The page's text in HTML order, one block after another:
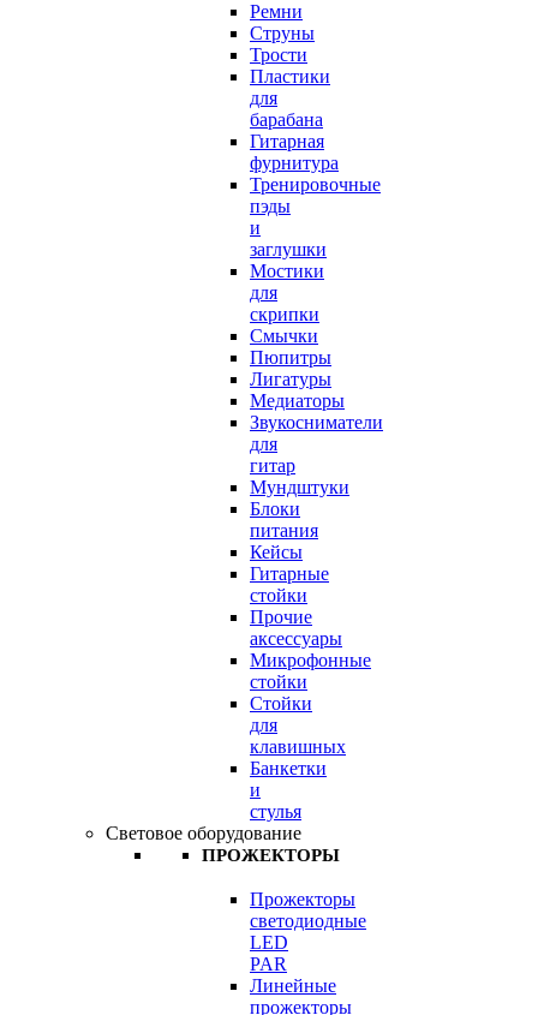
Ремни
Струны
Трости
Пластики
для
барабана
Гитарная
фурнитура
Тренировочные
пэды
и
заглушки
Мостики
для
скрипки
Смычки
Пюпитры
Лигатуры
Медиаторы
Звукосниматели
для
гитар
Мундштуки
Блоки
питания
Кейсы
Гитарные
стойки
Прочие
аксессуары
Микрофонные
стойки
Стойки
для
клавишных
Банкетки
и
стулья
Световое оборудование
ПРОЖЕКТОРЫ
Прожекторы
светодиодные
LED
PAR
Линейные
прожекторы